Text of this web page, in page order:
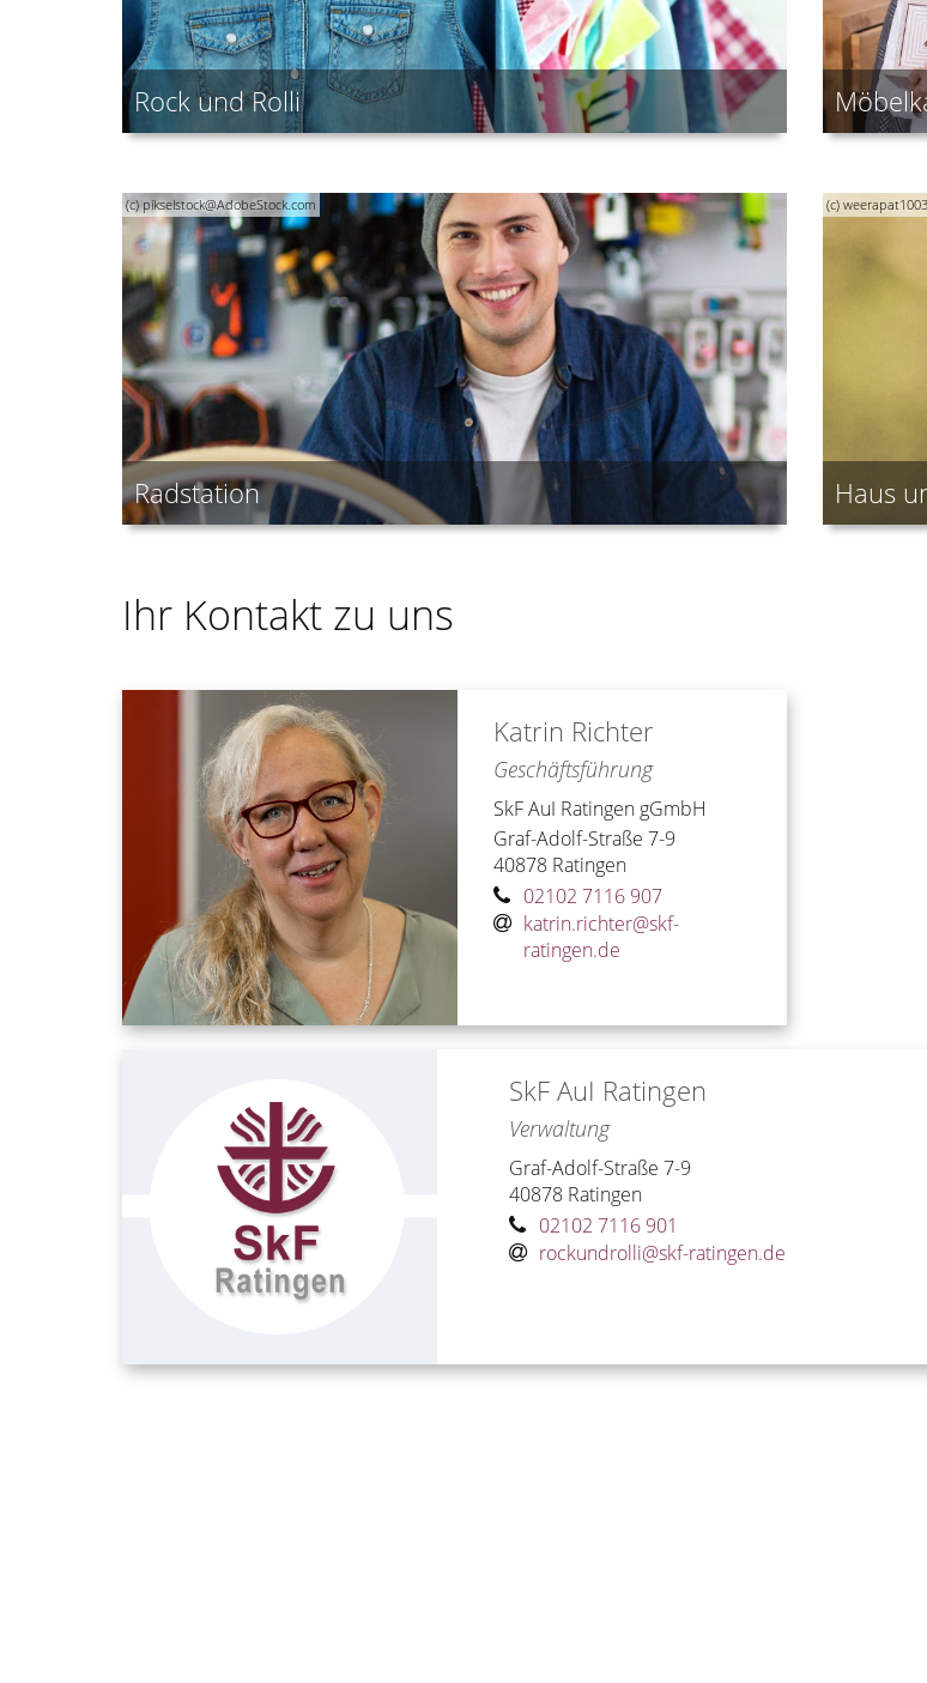
Rock und Rolli
(c) pikselstock@AdobeStock.com
Radstation
(c)
Haus
Ihr Kontakt zu uns
Katrin Richter
Geschäftsführung
SkF AuI Ratingen gGmbH
Graf-Adolf-Straße 7-9
40878 Ratingen
02102 7116 907
katrin.richter@skf-
ratingen.de
SkF AuI Ratingen
Verwaltung
Graf-Adolf-Straße 7-9
40878 Ratingen
02102 7116 901
rockundrolli@​skf-ratingen.de